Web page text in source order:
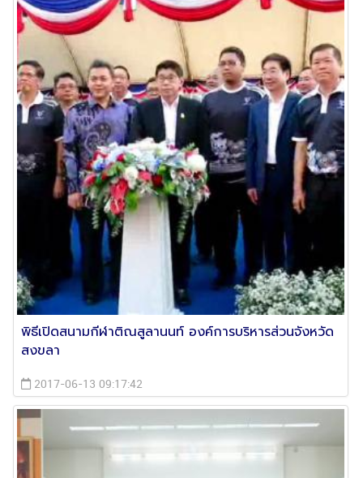
พิธีเปิดสนามกีฬาติณสูลานนท์ องค์การบริหารส่วนจังหวัด
สงขลา
2017-06-13 09:17:42